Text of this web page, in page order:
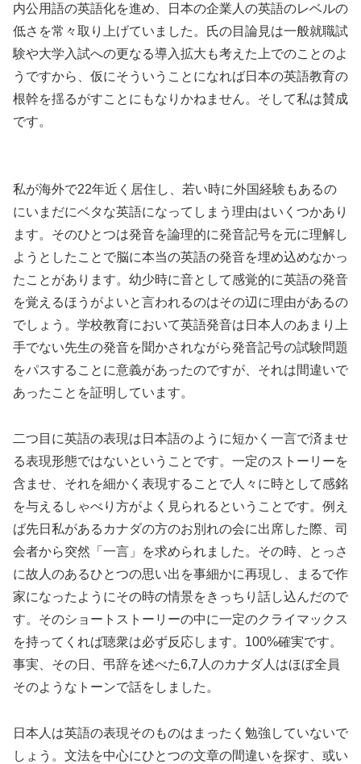
内公用語の英語化を進め、日本の企業人の英語のレベルの
低さを常々取り上げていました。氏の目論見は一般就職試
験や大学入試への更なる導入拡大も考えた上でのことのよ
うですから、仮にそういうことになれば日本の英語教育の
根幹を揺るがすことにもなりかねません。そして私は賛成
です。
私が海外で22年近く居住し、若い時に外国経験もあるの
にいまだにベタな英語になってしまう理由はいくつかあり
ます。そのひとつは発音を論理的に発音記号を元に理解し
ようとしたことで脳に本当の英語の発音を埋め込めなかっ
たことがあります。幼少時に音として感覚的に英語の発音
を覚えるほうがよいと言われるのはその辺に理由があるの
でしょう。学校教育において英語発音は日本人のあまり上
手でない先生の発音を聞かされながら発音記号の試験問題
をパスすることに意義があったのですが、それは間違いで
あったことを証明しています。
二つ目に英語の表現は日本語のように短かく一言で済ませ
る表現形態ではないということです。一定のストーリーを
含ませ、それを細かく表現することで人々に時として感銘
を与えるしゃべり方がよく見られるということです。例え
ば先日私があるカナダの方のお別れの会に出席した際、司
会者から突然「一言」を求められました。その時、とっさ
に故人のあるひとつの思い出を事細かに再現し、まるで作
家になったようにその時の情景をきっちり話し込んだので
す。そのショートストーリーの中に一定のクライマックス
を持ってくれば聴衆は必ず反応します。100%確実です。
事実、その日、弔辞を述べた6,7人のカナダ人はほぼ全員
そのようなトーンで話をしました。
日本人は英語の表現そのものはまったく勉強していないで
しょう。文法を中心にひとつの文章の間違いを探す、或い